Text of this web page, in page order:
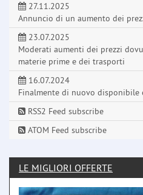
27.11.2025
Annuncio di un aumento dei
23.07.2025
Moderati aumenti dei prezzi
materie prime e dei trasporti
16.07.2024
Finalmente di nuovo disponibile
RSS2 Feed subscribe
ATOM Feed subscribe
LE MIGLIORI OFFERTE